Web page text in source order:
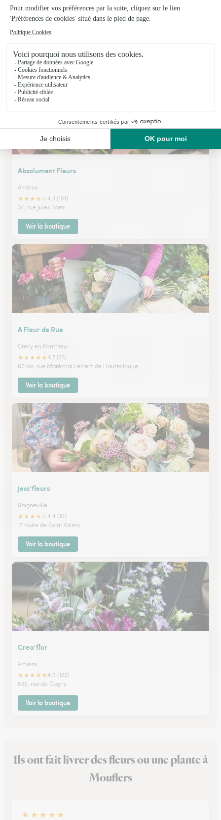
Art Floral
Doullens
Voir la boutique
Absolument Fleurs
Amiens
★★★★
4.3 (151)
34, rue Jules Barni
Voir la boutique
A Fleur de Rue
Crecy en Ponthieu
★★★★★4.7 (23)
65 bis, rue Maréchal Leclerc de Hautecloque
Voir la boutique
Jess’fleurs
Saigneville
★★★★
4.4 (16)
17 route de Saint Valéry
Voir la boutique
Crea’flor
Amiens
★★★★★4.5 (122)
535, rue de Cagny
Voir la boutique
Ils ont fait livrer des fleurs ou une plante à
Mouflers
★ ★ ★ ★ ★